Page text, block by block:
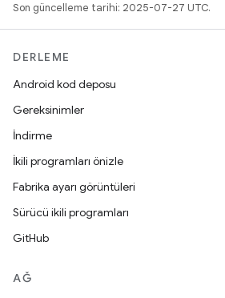
Son güncelleme tarihi: 2025-07-27 UTC.
DERLEME
Android kod deposu
Gereksinimler
İndirme
İkili programları önizle
Fabrika ayarı görüntüleri
Sürücü ikili programları
GitHub
AĞ